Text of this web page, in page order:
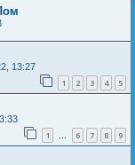
13:27
1 2 3 4 5
1 6 7 8 9